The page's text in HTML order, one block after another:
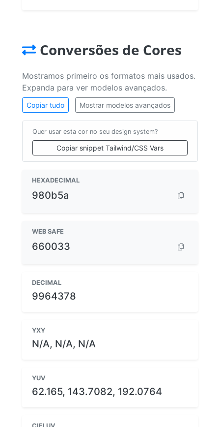
Conversões de Cores
Mostramos primeiro os formatos mais usados.
Expanda para ver modelos avançados.
Copiar tudo Mostrar modelos avançados
Quer usar esta cor no seu design system?
Copiar snippet Tailwind/CSS Vars
HEXADECIMAL
980b5a
WEB SAFE
660033
DECIMAL
9964378
YXY
N/A, N/A, N/A
YUV
62.165, 143.7082, 192.0764
CIELUV